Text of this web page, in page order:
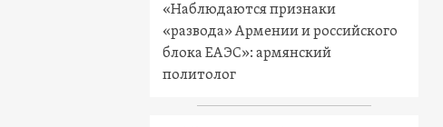
«Наблюдаются признаки
«развода» Армении и российского
блока ЕАЭС»: армянский
политолог